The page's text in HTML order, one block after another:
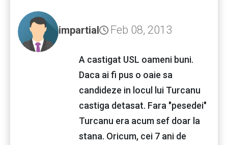
impartial Feb 08, 2013
A castigat USL oameni buni.
Daca ai fi pus o oaie sa
candideze in locul lui Turcanu
castiga detasat. Fara "pesedei"
Turcanu era acum sef doar la
stana. Oricum, cei 7 ani de